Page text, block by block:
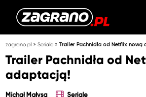
zagrano.pl »Seriale »Trailer Pachnidła od Netflix nową
Trailer Pachnidła od
adaptacją!
Michał Małysa Seriale